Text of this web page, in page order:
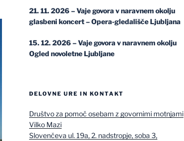
21. 11. 2026 – Vaje govora v naravnem okolju
glasbeni koncert – Opera-gledališče Ljubljana
15. 12. 2026 – Vaje govora v naravnem okolju
Ogled novoletne Ljubljane
DELOVNE URE IN KONTAKT
Društvo za pomoč osebam z govornimi motnjami
Vilko Mazi
Slovenčeva ul. 19a, 2. nadstropje, soba 3,